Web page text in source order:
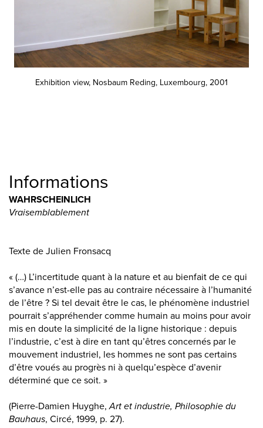
Exhibition view, Nosbaum Reding, Luxembourg, 2001
Informations
WAHRSCHEINLICH
Vraisemblablement
Texte de Julien Fronsacq
« (…) L’incertitude quant à la nature et au bienfait de ce qui
s’avance n’est-elle pas au contraire nécessaire à l’humanité
de l’être ? Si tel devait être le cas, le phénomène industriel
pourrait s’appréhender comme humain au moins pour avoir
mis en doute la simplicité de la ligne historique : depuis
l’industrie, c’est à dire en tant qu’êtres concernés par le
mouvement industriel, les hommes ne sont pas certains
d’être voués au progrès ni à quelqu’espèce d’avenir
déterminé que ce soit. »
(Pierre-Damien Huyghe,Art et industrie, Philosophie du
Bauhaus, Circé, 1999, p. 27).